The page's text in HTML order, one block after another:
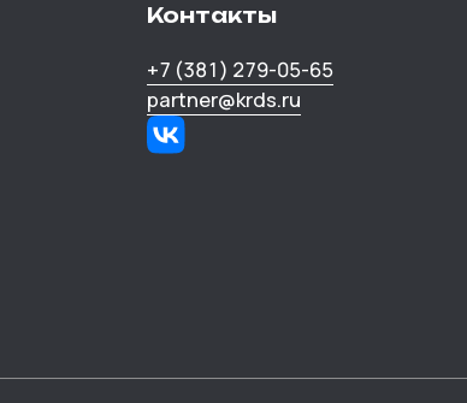
Контакты
+7 (381) 279-05-65
partner@krds.ru